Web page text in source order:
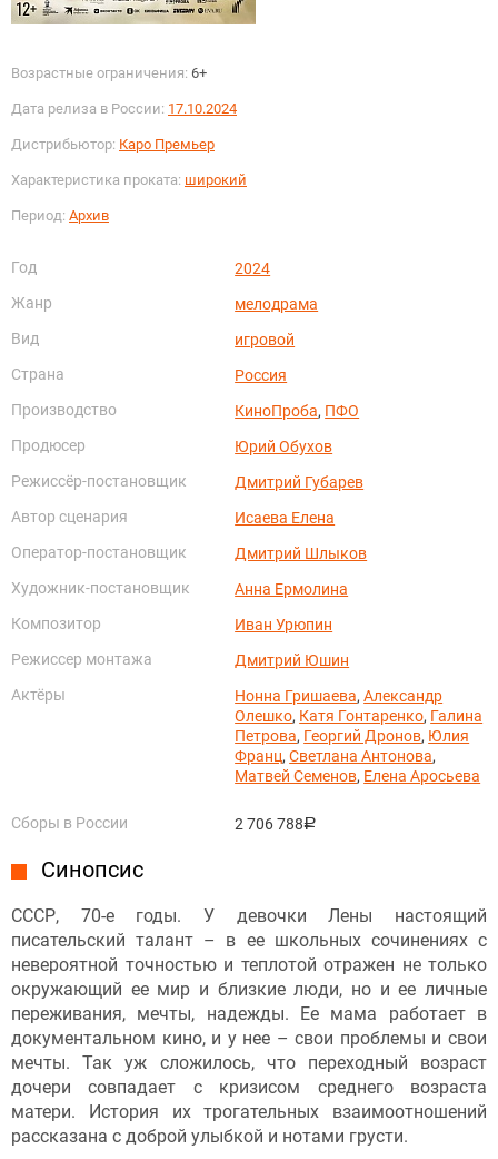
Возрастные ограничения: 6+
Дата релиза в России: 17.10.2024
Дистрибьютор: Каро Премьер
Характеристика проката: широкий
Период: Архив
Год
2024
Жанр
мелодрама
Вид
игровой
Страна
Россия
Производство
КиноПроба, ПФО
Продюсер
Юрий Обухов
Режиссёр-постановщик
Дмитрий Губарев
Автор сценария
Исаева Елена
Оператор-постановщик
Дмитрий Шлыков
Художник-постановщик
Анна Ермолина
Композитор
Иван Урюпин
Режиссер монтажа
Дмитрий Юшин
Актёры
Нонна Гришаева,Александр
Олешко, Катя Гонтаренко, Галина
Петрова, Георгий Дронов, Юлия
Франц,Светлана Антонова,
Матвей Семенов, Елена Аросьева
Сборы в России 2 706 788руб.
Синопсис
СССР, 70-е годы. У девочки Лены настоящий
писательский талант – в ее школьных сочинениях с
невероятной точностью и теплотой отражен не только
окружающий ее мир и близкие люди, но и ее личные
переживания, мечты, надежды. Ее мама работает в
документальном кино, и у нее – свои проблемы и свои
мечты. Так уж сложилось, что переходный возраст
дочери совпадает с кризисом среднего возраста
матери. История их трогательных взаимоотношений
рассказана с доброй улыбкой и нотами грусти.